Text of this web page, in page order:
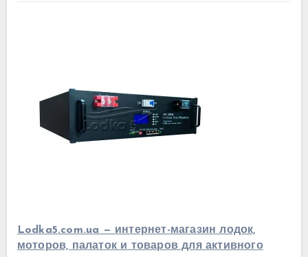
Lodka5.com.ua — интернет-магазин лодок,
моторов, палаток и товаров для активного